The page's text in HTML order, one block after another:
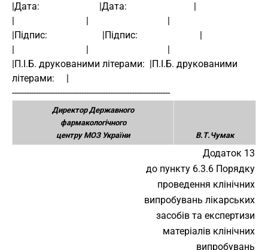
|Дата:                         |Дата:                            |
|                              |                                 |
|Підпис:                       |Підпис:                          |
|                              |                                 |
|П.І.Б. друкованими літерами:  |П.І.Б. друкованими
літерами:     |
------------------------------------------------------------------
Директор Державного
фармакологічного
центру МОЗ України
В.Т.Чумак
Додаток 13
до пункту 6.3.6 Порядку
проведення клінічних
випробувань лікарських
засобів та експертизи
матеріалів клінічних
випробувань